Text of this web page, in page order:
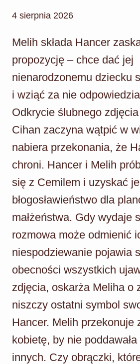
4 sierpnia 2026
Melih składa Hancer
propozycję – chce dać jej
nienarodzonemu dziecku
i wziąć za nie
Odkrycie ślubnego
Cihan zaczyna wątpić w
nabiera przekonania, że
chroni. Hancer i Melih
się z Cemilem i uzyskać
błogosławieństwo dla
małżeństwa. Gdy wydaje
rozmowa może odmienić
niespodziewanie pojawia
obecności wszystkich
zdjęcia, oskarża Meliha o
niszczy ostatni symbol
Hancer. Melih przekonuje
kobietę, by nie
innych. Czy obrączki,